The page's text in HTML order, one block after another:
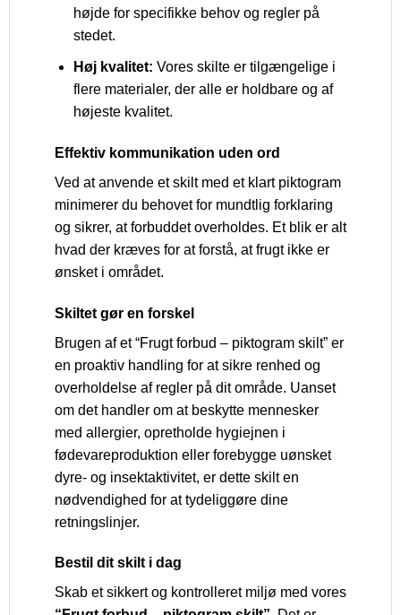
højde for specifikke behov og regler på
stedet.
Høj kvalitet: Vores skilte er tilgængelige i
flere materialer, der alle er holdbare og af
højeste kvalitet.
Effektiv kommunikation uden ord
Ved at anvende et skilt med et klart piktogram
minimerer du behovet for mundtlig forklaring
og sikrer, at forbuddet overholdes. Et blik er alt
hvad der kræves for at forstå, at frugt ikke er
ønsket i området.
Skiltet gør en forskel
Brugen af et “Frugt forbud – piktogram skilt” er
en proaktiv handling for at sikre renhed og
overholdelse af regler på dit område. Uanset
om det handler om at beskytte mennesker
med allergier, opretholde hygiejnen i
fødevareproduktion eller forebygge uønsket
dyre- og insektaktivitet, er dette skilt en
nødvendighed for at tydeliggøre dine
retningslinjer.
Bestil dit skilt i dag
Skab et sikkert og kontrolleret miljø med vores